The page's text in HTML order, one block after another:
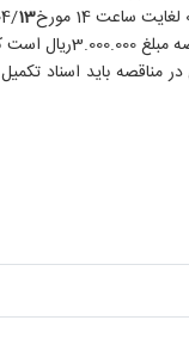
13/09/1404 از طریق سامانه تدارکات الکترونیکی دولت به نشانی
ستاد واریز گردد.
مناقصه باید اسناد